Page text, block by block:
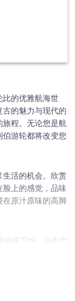
比的优雅航海世
的魅力与现代的
程。无论您是航
游轮都将改变您
活的机会。欣赏
上的感觉，品味
原汁原味的高脚
哈顿下城、自由女
公园出发后，您
来提升体验的人